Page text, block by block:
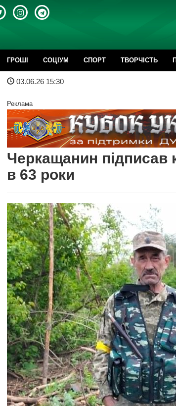
ГРОШІ CОЦІУМ СПОРТ ТВОРЧІСТЬ
03.06.26 15:30
Реклама
Черкащанин підписав
в 63 роки